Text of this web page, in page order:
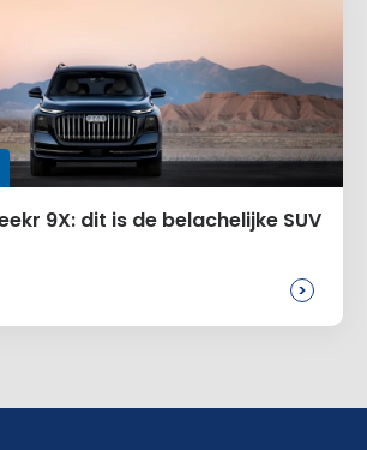
9X: dit is de belachelijke SUV
>